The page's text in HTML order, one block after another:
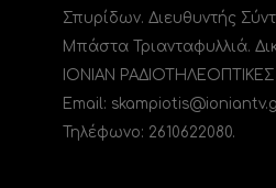
Σπυρίδων. Διευθυντής
Μπάστα Τριανταφυλλιά.
ΙΟΝΙΑΝ ΡΑΔΙΟΤΗΛΕΟΠΤΙΚΕΣ
Email:
Τηλέφωνο: 2610622080.